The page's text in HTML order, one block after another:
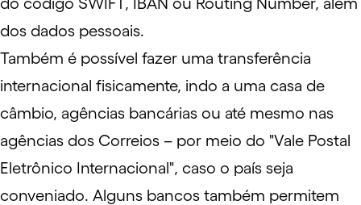
dos dados pessoais.
Também é possível fazer uma transferência
internacional fisicamente, indo a uma casa de
câmbio, agências bancárias ou até mesmo nas
agências dos Correios – por meio do "Vale Postal
Eletrônico Internacional", caso o país seja
conveniado. Alguns bancos também permitem